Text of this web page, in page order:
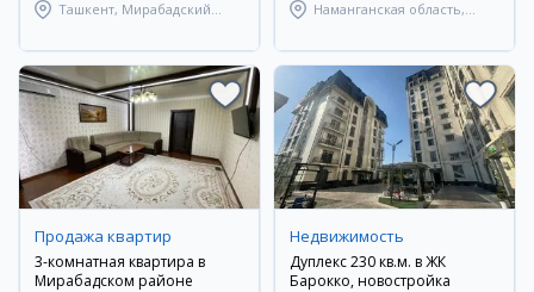
Ташкент, Мирабадский
Наманганская область,
Продажа квартир
3-комнатная квартира в
Мирабадском районе
Недвижимость
Дуплекс 230 кв.м. в ЖК
Барокко, новостройка